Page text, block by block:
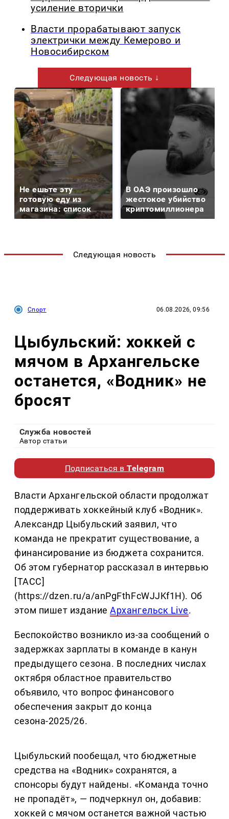
усиление вторички
Власти прорабатывают запуск
электрички между Кемерово и
Новосибирском
Следующая новость ↓
Не ешьте эту
готовую еду из
магазина: список
В ОАЭ произошло
жестокое убийство
криптомиллионера
Следующая новость
Спорт 06.08.2026, 09:56
Цыбульский: хоккей с
мячом в Архангельске
останется, «Водник» не
бросят
Служба новостей
Автор статьи
Подписаться вTelegram
Власти Архангельской области продолжат
поддерживать хоккейный клуб «Водник».
Александр Цыбульский заявил, что
команда не прекратит существование, а
финансирование из бюджета сохранится.
Об этом губернатор рассказал в интервью
[ТАСС]
(https://dzen.ru/a/anPgFthFcWJJKf1H). Об
этом пишет изданиеАрхангельск Live.
Беспокойство возникло из-за сообщений о
задержках зарплаты в команде в канун
предыдущего сезона. В последних числах
октября областное правительство
объявило, что вопрос финансового
обеспечения закрыт до конца
сезона-2025/26.
Цыбульский пообещал, что бюджетные
средства на «Водник» сохранятся, а
спонсоры будут найдены. «Команда точно
не пропадёт», — подчеркнул он, добавив:
хоккей с мячом останется важной частью